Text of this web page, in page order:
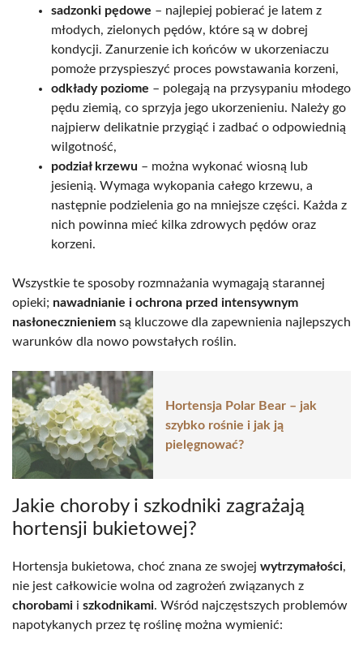
sadzonki pędowe – najlepiej pobierać je latem z
młodych, zielonych pędów, które są w dobrej
kondycji. Zanurzenie ich końców w ukorzeniaczu
pomoże przyspieszyć proces powstawania korzeni,
odkłady poziome – polegają na przysypaniu młodego
pędu ziemią, co sprzyja jego ukorzenieniu. Należy go
najpierw delikatnie przygiąć i zadbać o odpowiednią
wilgotność,
podział krzewu – można wykonać wiosną lub
jesienią. Wymaga wykopania całego krzewu, a
następnie podzielenia go na mniejsze części. Każda z
nich powinna mieć kilka zdrowych pędów oraz
korzeni.
Wszystkie te sposoby rozmnażania wymagają starannej
opieki; nawadnianie i ochrona przed intensywnym
nasłonecznieniem są kluczowe dla zapewnienia najlepszych
warunków dla nowo powstałych roślin.
Hortensja Polar Bear – jak
szybko rośnie i jak ją
pielęgnować?
Jakie choroby i szkodniki zagrażają
hortensji bukietowej?
Hortensja bukietowa, choć znana ze swojej wytrzymałości,
nie jest całkowicie wolna od zagrożeń związanych z
chorobami i szkodnikami. Wśród najczęstszych problemów
napotykanych przez tę roślinę można wymienić: